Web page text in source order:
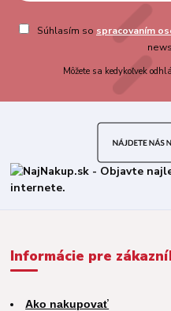
Súhlasím so spracovaním
Môžete sa kedykoľvek
Informácie pre
Ako nakupovať